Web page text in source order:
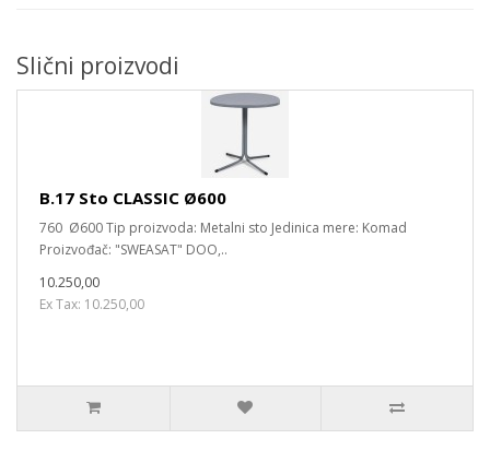
Slični proizvodi
B.17 Sto CLASSIC Ø600
760 Ø600 Tip proizvoda: Metalni sto Jedinica mere: Komad
Proizvođač: "SWEASAT" DOO,..
10.250,00
Ex Tax: 10.250,00